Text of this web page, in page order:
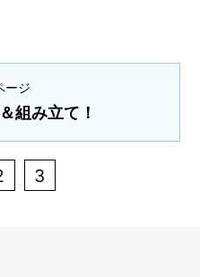
ージ
組み立て！
3